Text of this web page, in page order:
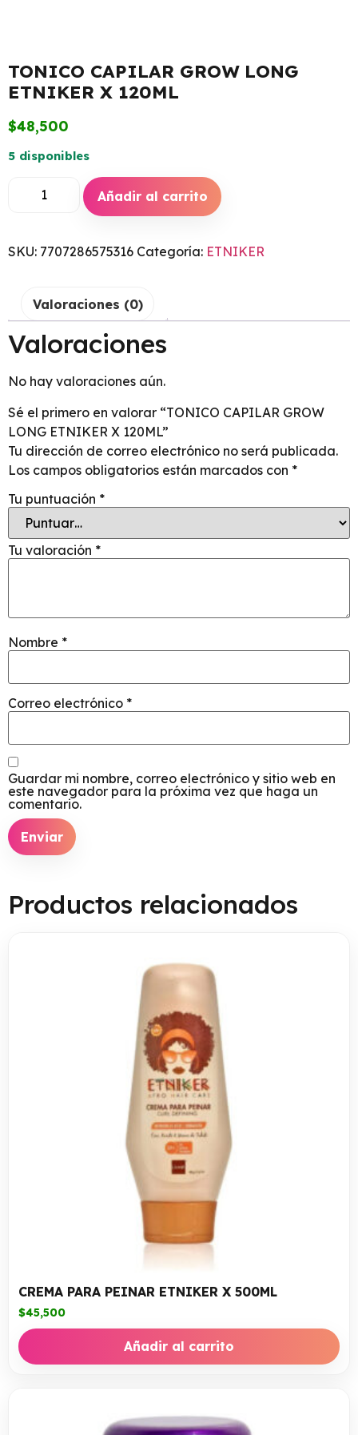
TONICO CAPILAR GROW LONG
ETNIKER X 120ML
$48,500
5 disponibles
Añadir al carrito
SKU: 7707286575316 Categoría: ETNIKER
Valoraciones (0)
Valoraciones
No hay valoraciones aún.
Sé el primero en valorar “TONICO CAPILAR GROW
LONG ETNIKER X 120ML”
Tu dirección de correo electrónico no será publicada.
Los campos obligatorios están marcados con *
Tu puntuación *
Tu valoración *
Nombre *
Correo electrónico *
Guardar mi nombre, correo electrónico y sitio web en
este navegador para la próxima vez que haga un
comentario.
Productos relacionados
CREMA PARA PEINAR ETNIKER X 500ML
$45,500
Añadir al carrito